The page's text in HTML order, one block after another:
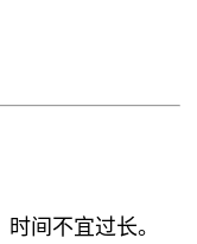
间不宜过长。